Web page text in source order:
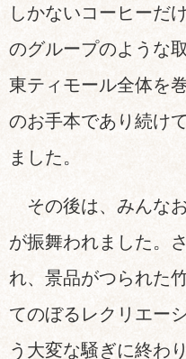
しかないコーヒーだ
のグループのような
東ティモール全体を
のお手本であり続け
ました。
その後は、みんな
が振舞われました。
れ、景品がつられた
てのぼるレクリエー
う大変な騒ぎに終わ